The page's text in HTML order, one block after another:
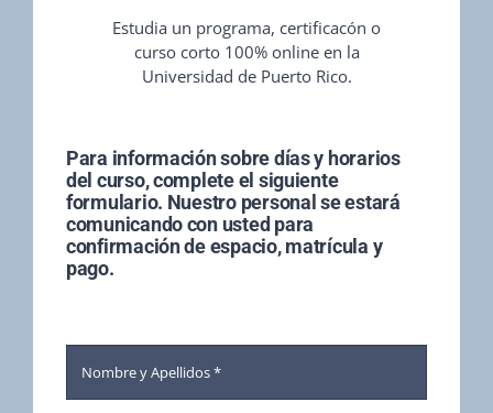
Estudia un programa, certificacón o
curso corto 100% online en la
Universidad de Puerto Rico.
Para información sobre días y horarios
del curso, complete el siguiente
formulario. Nuestro personal se estará
comunicando con usted para
confirmación de espacio, matrícula y
pago.